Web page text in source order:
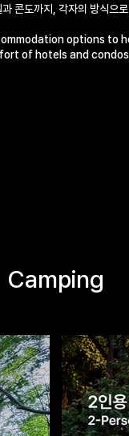
콘도까지, 각자의 방식으
options to
of hotels and
Camping